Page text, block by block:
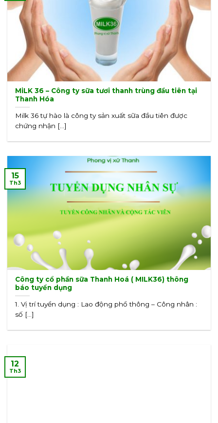
MiLK 36 – Công ty sữa tươi thanh trùng đầu tiên tại
Thanh Hóa
Milk 36 tự hào là công ty sản xuất sữa đầu tiên được
chứng nhận [...]
Công ty cổ phần sữa Thanh Hoá ( MILK36) thông
báo tuyển dụng
1. Vị trí tuyển dụng : Lao động phổ thông – Công nhân :
số [...]
15
Th3
12
Th3